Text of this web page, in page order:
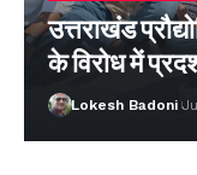
उत्तराखंड
के विरोध में
Lokesh Badoni